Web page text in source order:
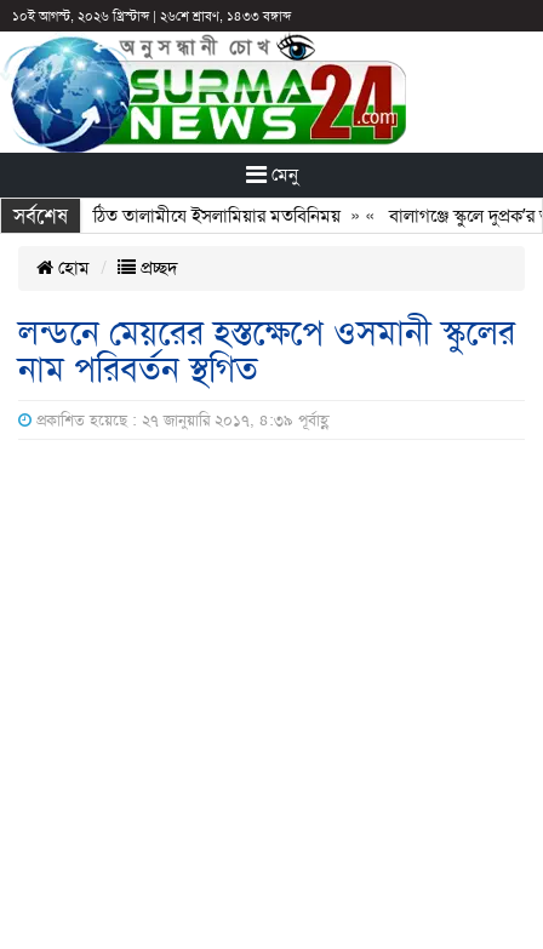
১০ই আগস্ট, ২০২৬ খ্রিস্টাব্দ| ২৬শে শ্রাবণ, ১৪৩৩ বঙ্গাব্দ
মেনু
সর্বশেষনবগঠিত তালামীযে ইসলামিয়ার মতবিনিময়» « বালাগঞ্জে স্কুলে দুপ্রক’র
হোম প্রচ্ছদ
লন্ডনে মেয়রের হস্তক্ষেপে ওসমানী স্কুলের
নাম পরিবর্তন স্থগিত
প্রকাশিত হয়েছে : ২৭ জানুয়ারি ২০১৭, ৪:৩৯ পূর্বাহ্ণ